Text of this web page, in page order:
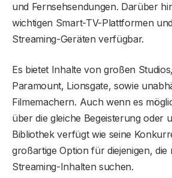
und Fernsehsendungen. Darüber
wichtigen Smart-TV-Plattformen
Streaming-Geräten verfügbar.
Es bietet Inhalte von großen
Paramount, Lionsgate, sowie
Filmemachern. Auch wenn es
über die gleiche Begeisterung oder
Bibliothek verfügt wie seine
großartige Option für diejenigen,
Streaming-Inhalten suchen.